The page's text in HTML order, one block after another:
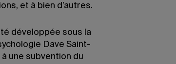
et à bien d’autres.
développée sous la
Dave Saint-
une subvention du